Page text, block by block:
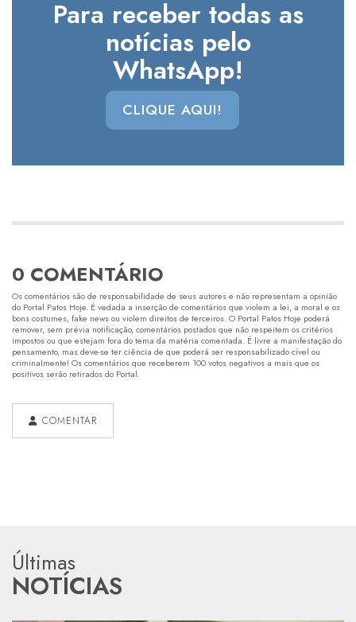
Para receber todas as
notícias pelo
WhatsApp!
CLIQUE AQUI!
0 COMENTÁRIO
Os comentários são de responsabilidade de seus autores e não representam a opinião
do Portal Patos Hoje. É vedada a inserção de comentários que violem a lei, a moral e os
bons costumes, fake news ou violem direitos de terceiros. O Portal Patos Hoje poderá
remover, sem prévia notificação, comentários postados que não respeitem os critérios
impostos ou que estejam fora do tema da matéria comentada. É livre a manifestação do
pensamento, mas deve-se ter ciência de que poderá ser responsabilizado cível ou
criminalmente! Os comentários que receberem 100 votos negativos a mais que os
positivos serão retirados do Portal.
COMENTAR
Últimas
NOTÍCIAS